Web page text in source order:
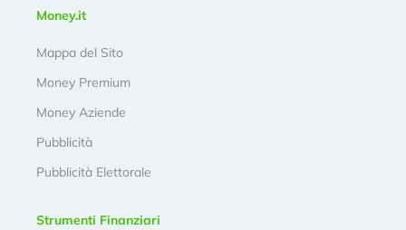
Money.it
Mappa del Sito
Money Premium
Money Aziende
Pubblicità
Pubblicità Elettorale
Strumenti Finanziari